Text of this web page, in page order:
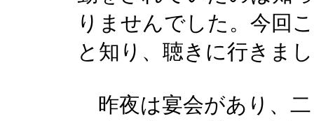
りませんでした。今回
と知り、聴きに行きま
昨夜は宴会があり、